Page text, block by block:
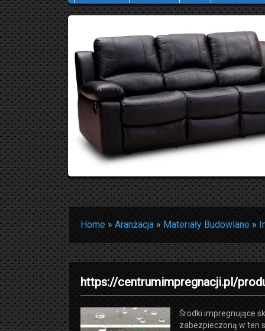
Home»Aranżacja» Materiały Budowlane »
https://centrumimpregnacji.pl/
Środki impregnujące
zabezpieczoną w ten